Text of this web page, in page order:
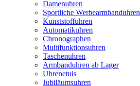
Damenuhren
Sportliche Werbearmbanduhren
Kunststoffuhren
Automatikuhren
Chronographen
Multifunktionsuhren
Taschenuhren
Armbanduhren ab Lager
Uhrenetuis
Jubiläumsuhren